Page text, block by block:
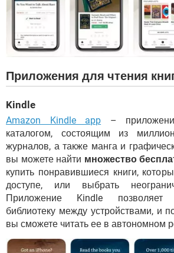
Приложения для чтения
Kindle
Amazon Kindle app –
каталогом, состоящим из
журналов, а также манга и
вы можете найти множество
купить понравившиеся книги,
доступе, или выбрать
Приложение Kindle позволяет
библиотеку между устройствами, и
вы сможете читать ее в автономном